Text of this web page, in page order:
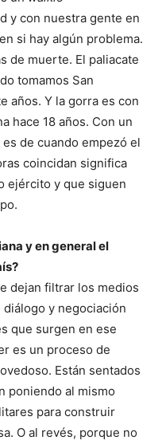
y con nuestra gente en
si hay algún problema.
de muerte. El paliacate
tomamos San
años. Y la gorra es con
hace 18 años. Con un
de cuando empezó el
coincidan significa
ejército y que siguen
y en general el
dejan filtrar los medios
y negociación
que surgen en ese
es un proceso de
Están sentados
poniendo al mismo
para construir
O al revés, porque no